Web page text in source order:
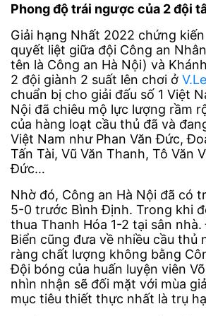
Phong độ trái ngược của 2 đội
Giải hạng Nhất 2022 chứng
quyết liệt giữa đội Công an
tên là Công an Hà Nội) và
2 đội giành 2 suất lên chơi ở
chuẩn bị cho giải đấu số 1 Việt
Nội đã chiêu mộ lực lượng rầm
của hàng loạt cầu thủ đã và
Việt Nam như Phan Văn Đức,
Tấn Tài, Vũ Văn Thanh, Tô Văn
Đức…
Nhờ đó, Công an Hà Nội đã có
5-0 trước Bình Định. Trong khi
thua Thanh Hóa 1-2 tại sân
Biển cũng đưa về nhiều cầu thủ
ràng chất lượng không bằng
Đội bóng của huấn luyện viên
nhìn nhận sẽ đối mặt với mùa
mục tiêu thiết thực nhất là trụ